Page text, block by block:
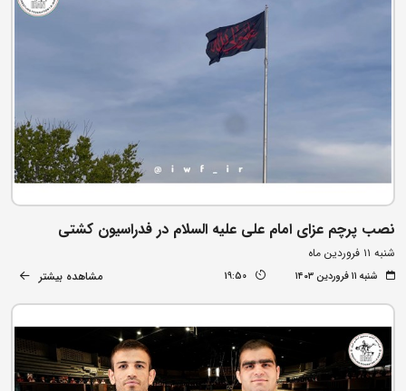
نصب پرچم عزای امام علی علیه السلام در فدراسیون کشتی
شنبه ۱۱ فروردین ماه
شنبه ۱۱ فروردین ۱۴۰۳ 19:50 مشاهده بیشتر